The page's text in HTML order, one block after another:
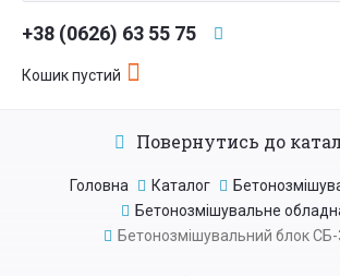
+38 (0626) 63 55 75
Кошик пустий
Повернутись до
Головна Каталог
Бетонозмішувальне
Бетонозмішувальний блок